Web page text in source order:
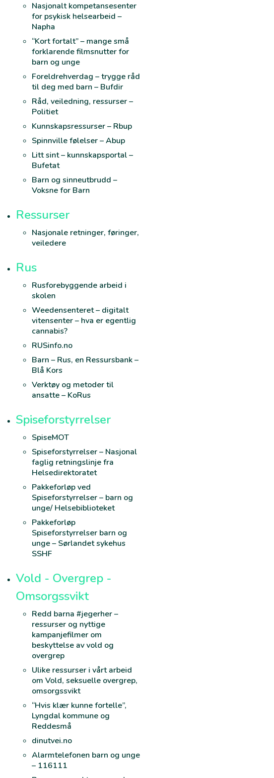
Nasjonalt kompetansesenter
for psykisk helsearbeid –
Napha
“Kort fortalt” – mange små
forklarende filmsnutter for
barn og unge
Foreldrehverdag – trygge råd
til deg med barn – Bufdir
Råd, veiledning, ressurser –
Politiet
Kunnskapsressurser – Rbup
Spinnville følelser – Abup
Litt sint – kunnskapsportal –
Bufetat
Barn og sinneutbrudd –
Voksne for Barn
Ressurser
Nasjonale retninger, føringer,
veiledere
Rus
Rusforebyggende arbeid i
skolen
Weedensenteret – digitalt
vitensenter – hva er egentlig
cannabis?
RUSinfo.no
Barn – Rus, en Ressursbank –
Blå Kors
Verktøy og metoder til
ansatte – KoRus
Spiseforstyrrelser
SpiseMOT
Spiseforstyrrelser – Nasjonal
faglig retningslinje fra
Helsedirektoratet
Pakkeforløp ved
Spiseforstyrrelser – barn og
unge/ Helsebiblioteket
Pakkeforløp
Spiseforstyrrelser barn og
unge – Sørlandet sykehus
SSHF
Vold - Overgrep -
Omsorgssvikt
Redd barna #jegerher –
ressurser og nyttige
kampanjefilmer om
beskyttelse av vold og
overgrep
Ulike ressurser i vårt arbeid
om Vold, seksuelle overgrep,
omsorgssvikt
“Hvis klær kunne fortelle”,
Lyngdal kommune og
Reddesmå
dinutvei.no
Alarmtelefonen barn og unge
– 116111